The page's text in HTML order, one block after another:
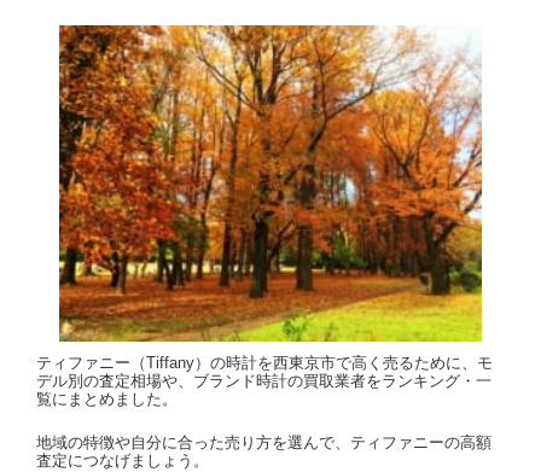
ティファニー（Tiffany）の時計を西東京市で高く売るために、モ
デル別の査定相場や、ブランド時計の買取業者をランキング・一
覧にまとめました。
地域の特徴や自分に合った売り方を選んで、ティファニーの高額
査定につなげましょう。